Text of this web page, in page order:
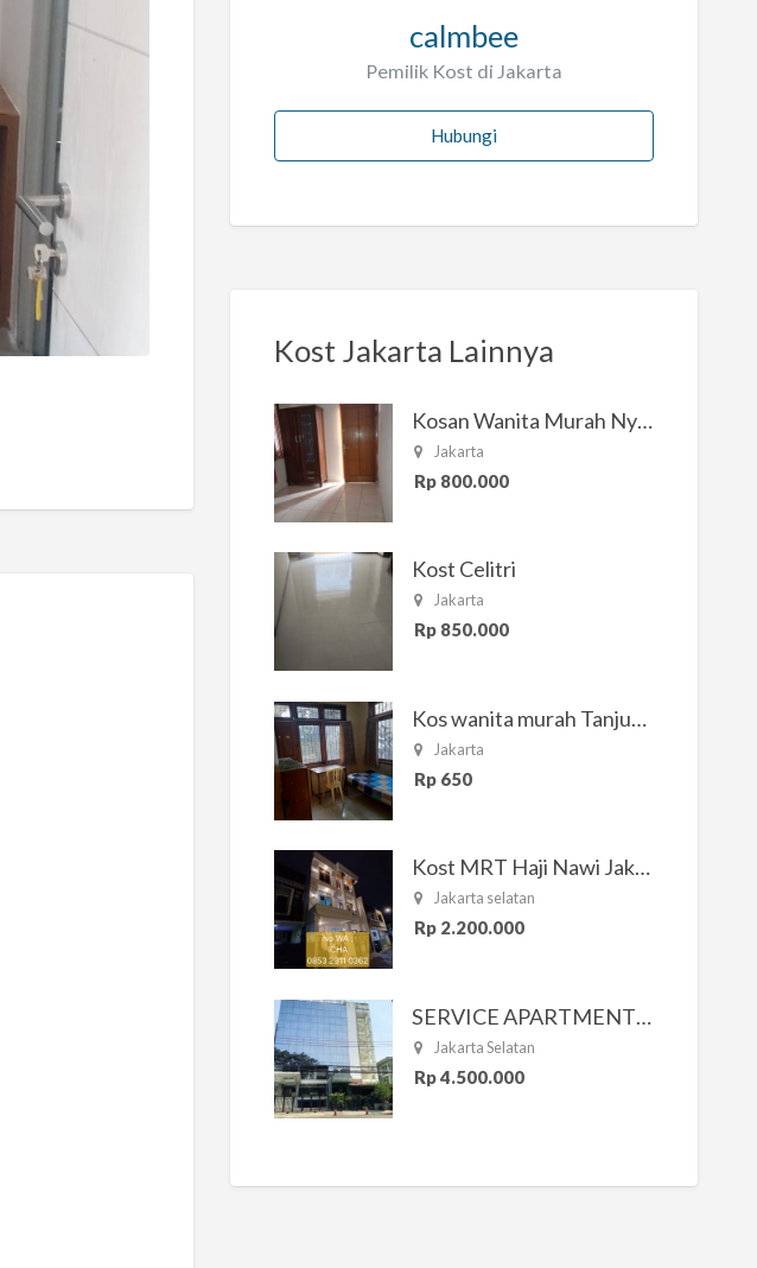
calmbee
Pemilik Kost di Jakarta
Hubungi
Kost Jakarta Lainnya
Kosan Wanita Murah Nyaman di Jakarta Selatan
Jakarta
Rp 800.000
Kost Celitri
Jakarta
Rp 850.000
Kos wanita murah Tanjung Duren Jakarta Barat
Jakarta
Rp 650
Kost MRT Haji Nawi Jakarta Selatan
Jakarta selatan
Rp 2.200.000
SERVICE APARTMENT SOUTH RESIDENCE
Jakarta Selatan
Rp 4.500.000